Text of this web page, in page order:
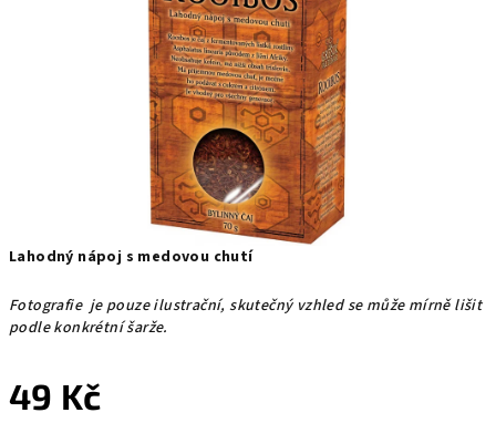
Lahodný nápoj s medovou chutí
Fotografie je pouze ilustrační, skutečný vzhled se může mírně lišit
podle konkrétní šarže.
49 Kč